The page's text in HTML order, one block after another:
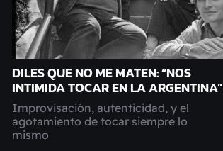
DILES QUE NO ME MATEN: “NOS
INTIMIDA TOCAR EN LA ARGENTINA”
Improvisación, autenticidad, y el
agotamiento de tocar siempre lo
mismo